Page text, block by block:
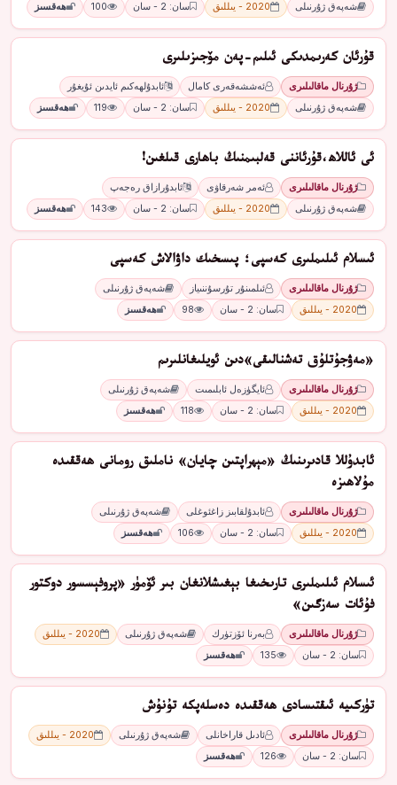
شەپەق ژۇرنىلى
2020 - يىللىق سان: 2 - سان 100 ھەقسىز
قۇرئان كەرىمدىكى ئىلىم-پەن مۆجىزىلىرى
ژۇرنال ماقالىلىرى ئەششەقەرى كامال
ئابدۇلھەكىم ئايدىن ئۇيغۇر
شەپەق ژۇرنىلى
2020 - يىللىق سان: 2 - سان 119 ھەقسىز
ئى ئاللاھ،قۇرئاننى قەلبىمنىڭ باھارى قىلغىن!
ژۇرنال ماقالىلىرى ئەمر شەرقاۋى
ئابدۇرازاق رەجەپ
شەپەق ژۇرنىلى
2020 - يىللىق سان: 2 - سان 143 ھەقسىز
ئىسلام ئىلىملىرى كەسپى؛ پىسخىك داۋالاش كەسپى
ژۇرنال ماقالىلىرى ئىلمىنۇر تۇرسۇننىياز
شەپەق ژۇرنىلى
2020 - يىللىق
سان: 2 - سان 98 ھەقسىز
«مەۋجۇتلۇق تەشنالىقى»دىن ئويلىغانلىرىم
ژۇرنال ماقالىلىرى ئايگۈزەل ئابلىمىت
شەپەق ژۇرنىلى
2020 - يىللىق
سان: 2 - سان 118 ھەقسىز
ئابدۇللا قادىرىنىڭ «مېھراپتىن چايان» ناملىق رومانى ھەققىدە
مۇلاھىزە
ژۇرنال ماقالىلىرى ئابدۇلقابىز زاغئوغلى
شەپەق ژۇرنىلى
2020 - يىللىق
سان: 2 - سان 106 ھەقسىز
ئىسلام ئىلىملىرى تارىخىغا بېغىشلانغان بىر ئۆمۈر «پروفېسسور دوكتور
فۇئات سەزگىن»
ژۇرنال ماقالىلىرى بەرنا ئۆزتۈرك شەپەق ژۇرنىلى
2020 - يىللىق
سان: 2 - سان
135 ھەقسىز
تۈركىيە ئىقتىسادى ھەققىدە دەسلەپكە تۇنۇش
ژۇرنال ماقالىلىرى ئادىل قاراخانلى شەپەق ژۇرنىلى
2020 - يىللىق
سان: 2 - سان
126 ھەقسىز